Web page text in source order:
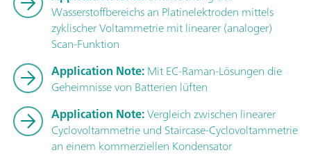
Wasserstoffbereichs an Platinelektroden mittels
zyklischer Voltammetrie mit linearer (analoger)
Scan-Funktion
Application Note:Mit EC-Raman-Lösungen die
Geheimnisse von Batterien lüften
Application Note:Vergleich zwischen linearer
Cyclovoltammetrie und Staircase-Cyclovoltammetrie
an einem kommerziellen Kondensator